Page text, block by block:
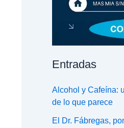
Entradas
Alcohol y Cafeína:
de lo que parece
El Dr. Fábregas,